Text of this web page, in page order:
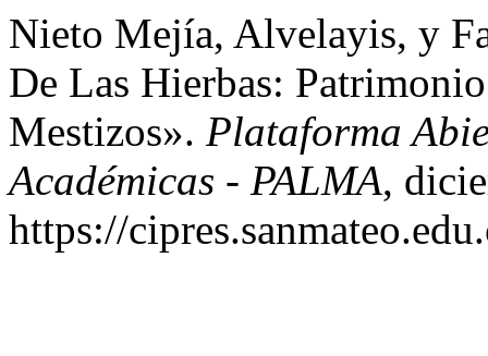
Nieto Mejía, Alvelayis, y
De Las Hierbas:
Mestizos». Plataforma
Académicas - PALMA,
https://